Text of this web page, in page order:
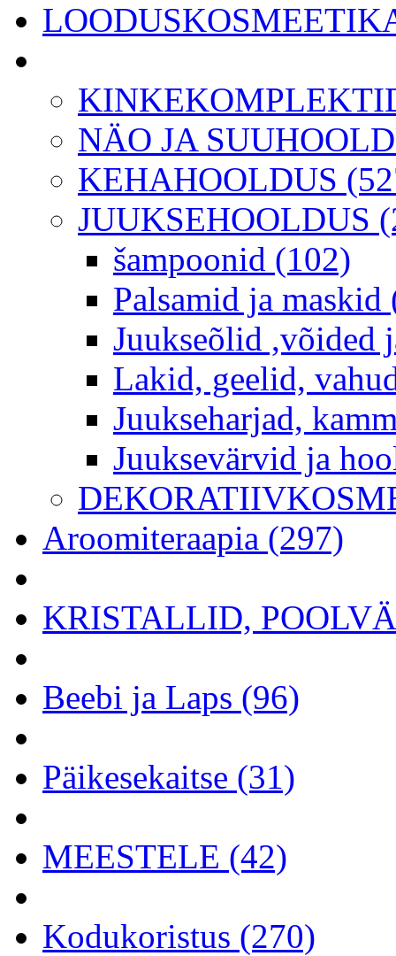
NÄO JA
KEHAHOOLDUS
JUUKSEHOOLDUS
šampoonid (102)
Palsamid ja maskid
Juukseõlid ,võided
Lakid, geelid,
Juukseharjad,
Juuksevärvid ja
Aroomiteraapia (297)
KRISTALLID,
Beebi ja Laps (96)
Päikesekaitse (31)
MEESTELE (42)
Kodukoristus (270)